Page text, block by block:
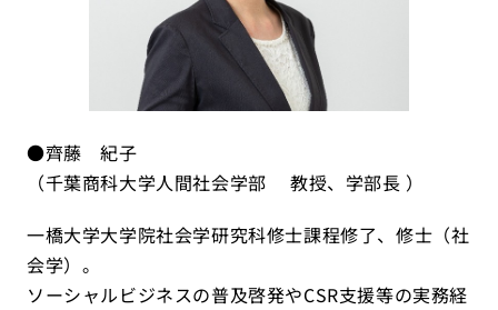
●齊藤 紀子
（千葉商科大学人間社会学部 教授、学部長 ）
一橋大学大学院社会学研究科修士課程修了、修士（社
会学）。
ソーシャルビジネスの普及啓発やCSR支援等の実務経